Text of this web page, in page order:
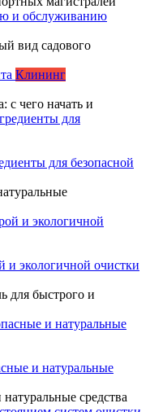
и обслуживанию
вид садового
Клининг
с чего начать и
для безопасной
и экологичной очистки
для быстрого и
и натуральные
средства